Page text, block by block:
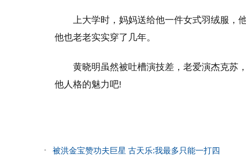
上大学时，妈妈送给他一件女式羽绒服，
他也老老实实穿了几年。
黄晓明虽然被吐槽演技差，老爱演杰克苏
他人格的魅力吧!
被洪金宝赞功夫巨星 古天乐:我最多只能一打四